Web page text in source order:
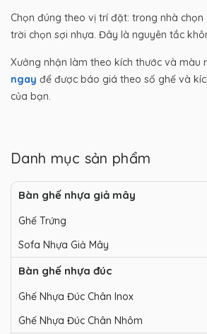
Chọn đúng theo vị trí đặt: trong nhà
trời chọn sợi nhựa. Đây là nguyên tắc
Xưởng nhận làm theo kích thước và màu
ngay để được báo giá theo số ghế và
của bạn.
Danh mục sản phẩm
Bàn ghế nhựa giả mây
Ghế Trứng
Sofa Nhựa Giả Mây
Bàn ghế nhựa đúc
Ghế Nhựa Đúc Chân Inox
Ghế Nhựa Đúc Chân Nhôm